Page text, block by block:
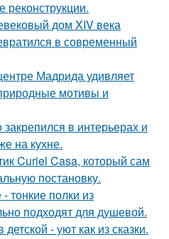
реконструкции.
дом XIV века
в современный
Мадрида удивляет
мотивы и
в интерьерах и
на кухне.
Curiel Casa, который сам
постановку.
тонкие полки из
подходят для душевой.
- уют как из сказки.